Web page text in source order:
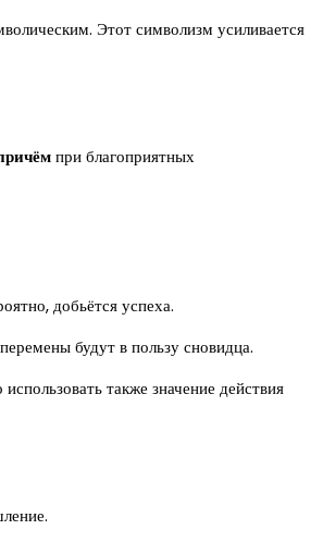
Этот символизм усиливается
при благоприятных
добьётся успеха.
будут в пользу сновидца.
также значение действия